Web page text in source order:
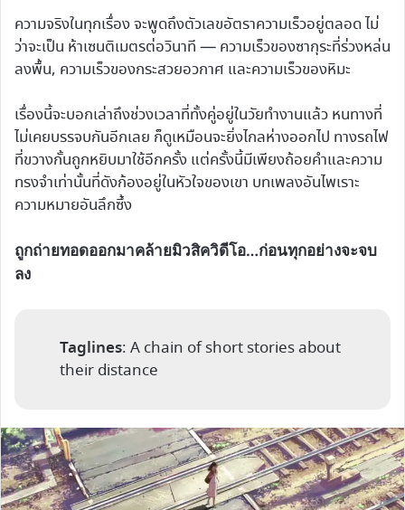
ความจริงในทุกเรื่อง จะพูดถึงตัวเลขอัตราความเร็วอยู่ตลอด ไม่
ว่าจะเป็น ห้าเซนติเมตรต่อวินาที — ความเร็วของซากุระที่ร่วงหล่น
ลงพื้น, ความเร็วของกระสวยอวกาศ และความเร็วของหิมะ
เรื่องนี้จะบอกเล่าถึงช่วงเวลาที่ทั้งคู่อยู่ในวัยทำงานแล้ว หนทางที่
ไม่เคยบรรจบกันอีกเลย ก็ดูเหมือนจะยิ่งไกลห่างออกไป ทางรถไฟ
ที่ขวางกั้นถูกหยิบมาใช้อีกครั้ง แต่ครั้งนี้มีเพียงถ้อยคำและความ
ทรงจำเท่านั้นที่ดังก้องอยู่ในหัวใจของเขา บทเพลงอันไพเราะ
ความหมายอันลึกซึ้ง
ถูกถ่ายทอดออกมาคล้ายมิวสิควิดีโอ…ก่อนทุกอย่างจะจบ
ลง
Taglines: A chain of short stories about
their distance